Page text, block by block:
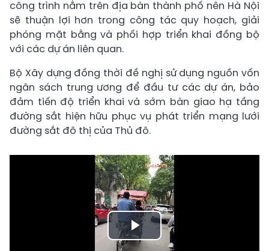
công trình nằm trên địa bàn thành phố nên Hà Nội
sẽ thuận lợi hơn trong công tác quy hoạch, giải
phóng mặt bằng và phối hợp triển khai đồng bộ
với các dự án liên quan.
Bộ Xây dựng đồng thời đề nghị sử dụng nguồn vốn
ngân sách trung ương để đầu tư các dự án, bảo
đảm tiến độ triển khai và sớm bàn giao hạ tầng
đường sắt hiện hữu phục vụ phát triển mạng lưới
đường sắt đô thị của Thủ đô.
Play